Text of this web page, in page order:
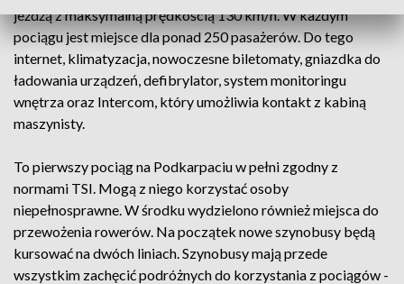
jeżdżą z maksymalną prędkością 130 km/h. W każdym
pociągu jest miejsce dla ponad 250 pasażerów. Do tego
internet, klimatyzacja, nowoczesne biletomaty, gniazdka do
ładowania urządzeń, defibrylator, system monitoringu
wnętrza oraz Intercom, który umożliwia kontakt z kabiną
maszynisty.
To pierwszy pociąg na Podkarpaciu w pełni zgodny z
normami TSI. Mogą z niego korzystać osoby
niepełnosprawne. W środku wydzielono również miejsca do
przewożenia rowerów. Na początek nowe szynobusy będą
kursować na dwóch liniach. Szynobusy mają przede
wszystkim zachęcić podróżnych do korzystania z pociągów -